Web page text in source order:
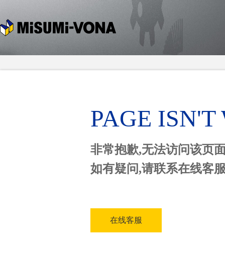
PAGE
非常抱歉,无法访问该页
如有疑问,请联系在线客
在线客服